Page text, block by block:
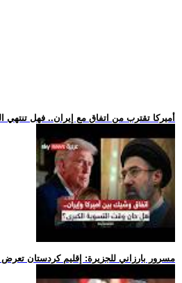
.. أميركا تقترب من اتفاق مع إيران.. فهل
.. مسرور بارزاني للجزيرة: إقليم كردستان